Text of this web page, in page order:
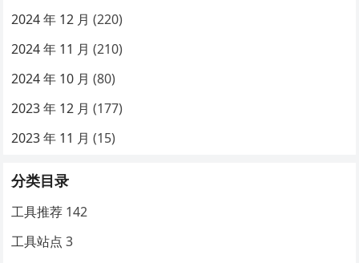
2024 年 12 月 (220)
2024 年 11 月 (210)
2024 年 10 月 (80)
2023 年 12 月 (177)
2023 年 11 月 (15)
分类目录
工具推荐 142
工具站点 3